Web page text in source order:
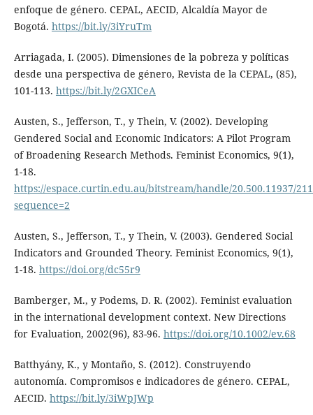
enfoque de género. CEPAL, AECID, Alcaldía Mayor de
Bogotá. https://bit.ly/3iYruTm
Arriagada, I. (2005). Dimensiones de la pobreza y políticas
desde una perspectiva de género, Revista de la CEPAL, (85),
101-113. https://bit.ly/2GXICeA
Austen, S., Jefferson, T., y Thein, V. (2002). Developing
Gendered Social and Economic Indicators: A Pilot Program
of Broadening Research Methods. Feminist Economics, 9(1),
1-18.
https://espace.curtin.edu.au/bitstream/handle/20.500.11937/
sequence=2
Austen, S., Jefferson, T., y Thein, V. (2003). Gendered Social
Indicators and Grounded Theory. Feminist Economics, 9(1),
1-18. https://doi.org/dc55r9
Bamberger, M., y Podems, D. R. (2002). Feminist evaluation
in the international development context. New Directions
for Evaluation, 2002(96), 83-96. https://doi.org/10.1002/ev.68
Batthyány, K., y Montaño, S. (2012). Construyendo
autonomía. Compromisos e indicadores de género. CEPAL,
AECID. https://bit.ly/3iWpJWp